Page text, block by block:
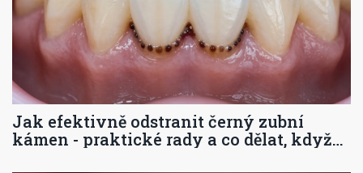
Jak efektivně odstranit černý zubní
kámen - praktické rady a co dělat, když